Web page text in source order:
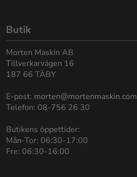
Butik
Morten Maskin AB
Tillverkarvägen 16
187 66 TÄBY
E-post: morten@mortenmaskin.com
Telefon: 08-756 26 30
Butikens öppettider:
Mån-Tor: 06:30-17:00
Fre: 06:30-16:00